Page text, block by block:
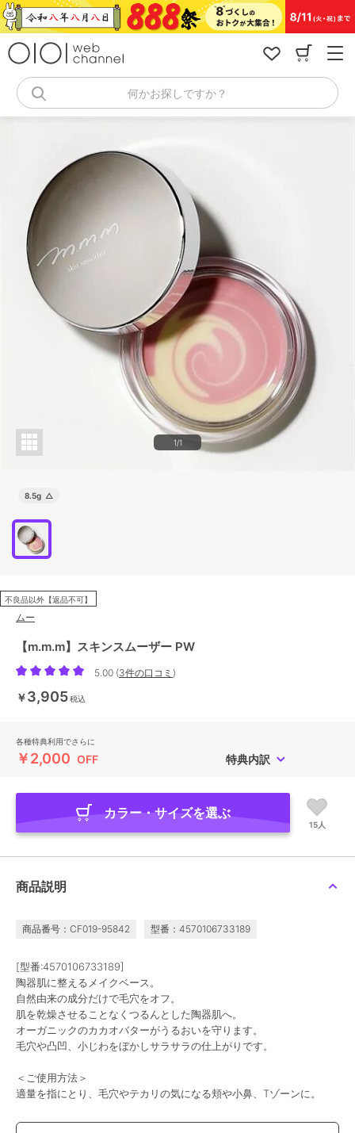
コ
ン
キ
何かお探しですか？
1/1
8.5g △
不良品以外【返品不可】
ムー
【m.m.m】スキンスムーザー PW
5.00 (3件の口コミ )
￥3,905税込
各種特典利用でさらに
￥2,000 OFF 特典内訳
カラー・サイズを選ぶ
15人
商品説明
商品番号：CF019-95842 型番：4570106733189
[型番:4570106733189]
陶器肌に整えるメイクベース。
自然由来の成分だけで毛穴をオフ。
肌を乾燥させることなくつるんとした陶器肌へ。
オーガニックのカカオバターがうるおいを守ります。
毛穴や凸凹、小じわをぼかしサラサラの仕上がりです。
＜ご使用方法＞
適量を指にとり、毛穴やテカリの気になる頬や小鼻、Tゾーンに。
＜全成分＞